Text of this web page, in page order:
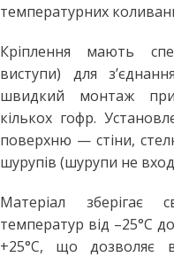
температурних
Кріплення мають
виступи) для
швидкий монтаж при
кількох гофр.
поверхню — стіни,
шурупів (шурупи не
Матеріал зберігає
температур від –25°C
+25°C, що дозволяє